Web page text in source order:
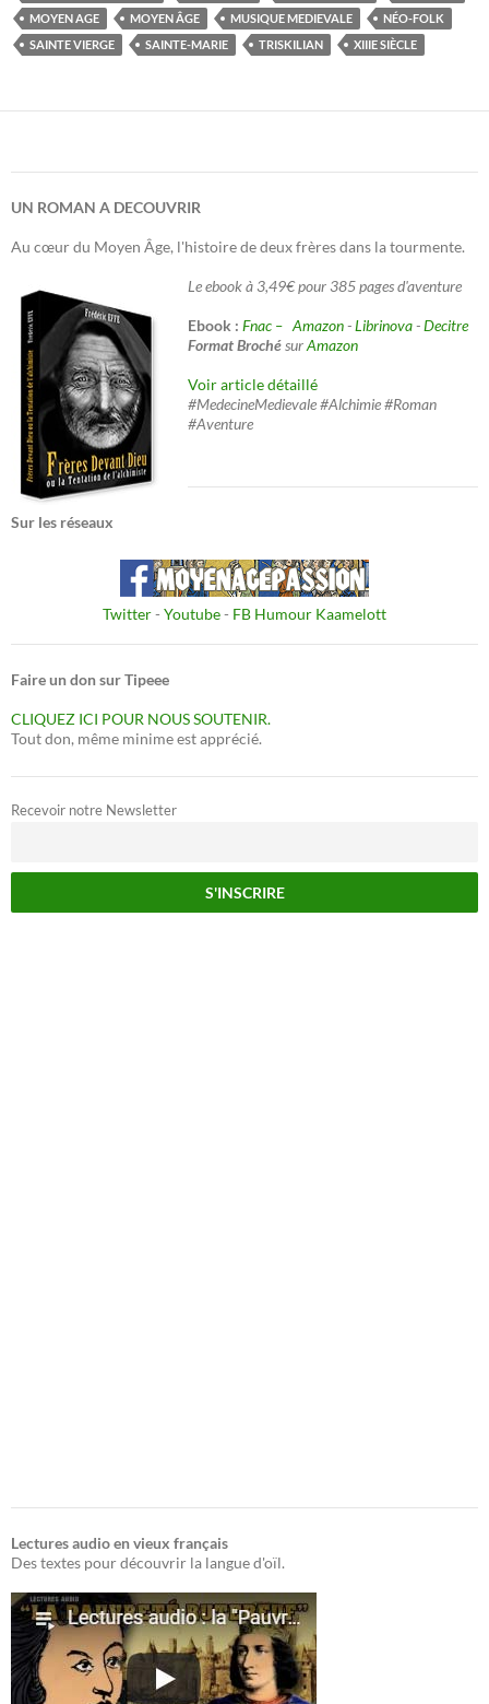
MOYEN AGE
MOYEN ÂGE MUSIQUE MEDIEVALE
NÉO-FOLK
SAINTE VIERGE
SAINTE-MARIE TRISKILIAN XIIIE SIÈCLE
UN ROMAN A DECOUVRIR
Au cœur du Moyen Âge, l'histoire de deux frères dans la tourmente.
Le ebook à 3,49€ pour 385 pages d'aventure
Ebook : Fnac – Amazon-Librinova-Decitre
Format BrochésurAmazon
Voir article détaillé
#MedecineMedievale #Alchimie #Roman
#Aventure
Sur les réseaux
Twitter- Youtube- FB Humour Kaamelott
Faire un don sur Tipeee
CLIQUEZ ICI POUR NOUS SOUTENIR.
Tout don, même minime est apprécié.
Recevoir notre Newsletter
Lectures audio en vieux français
Des textes pour découvrir la langue d'oïl.